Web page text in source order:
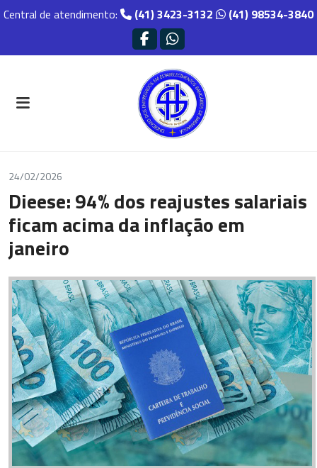
Central de atendimento: (41) 3423-3132 (41) 98534-3840
24/02/2026
Dieese: 94% dos reajustes salariais
ficam acima da inflação em
janeiro